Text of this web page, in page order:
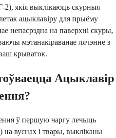
якія выклікаюць скурныя
ацыклавіру для прыёму
непасрэдна на паверхні скуры,
мэтанакіраванае лячэнне з
крываток.
Ацыклавір
ў першую чаргу лечыць
на вуснах і твары, выкліканы